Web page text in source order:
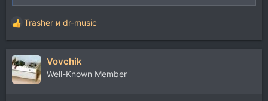
Р
е
а
к
ц
и
и
Trasher и dr-music
Vovchik
Well-Known Member